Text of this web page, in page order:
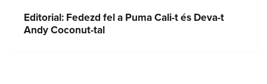
Editorial: Fedezd fel a Puma Cali-t és Deva-t
Andy Coconut-tal